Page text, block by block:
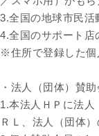
3.全国の地球市民活
4.全国のサポート店
※住所で登録した個
・法人（団体）賛助
1.本法人ＨＰに法人
ＲＬ、法人（団体